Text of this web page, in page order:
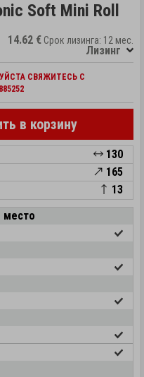
Soft Mini Roll
14.62 € Срок лизинга: 12 мес.
Лизинг
СВЯЖИТЕСЬ С
в корзину
130
165
13
место